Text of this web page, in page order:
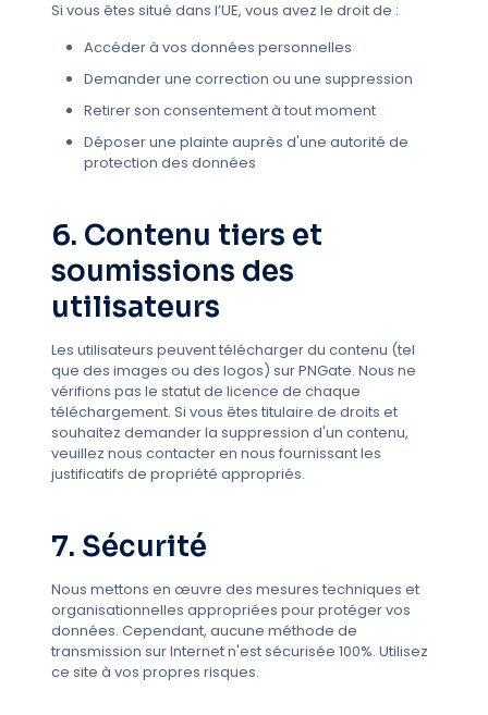
Si vous êtes situé dans l’UE, vous avez le droit de :
Accéder à vos données personnelles
Demander une correction ou une suppression
Retirer son consentement à tout moment
Déposer une plainte auprès d'une autorité de
protection des données
6. Contenu tiers et
soumissions des
utilisateurs
Les utilisateurs peuvent télécharger du contenu (tel
que des images ou des logos) sur PNGate. Nous ne
vérifions pas le statut de licence de chaque
téléchargement. Si vous êtes titulaire de droits et
souhaitez demander la suppression d'un contenu,
veuillez nous contacter en nous fournissant les
justificatifs de propriété appropriés.
7. Sécurité
Nous mettons en œuvre des mesures techniques et
organisationnelles appropriées pour protéger vos
données. Cependant, aucune méthode de
transmission sur Internet n'est sécurisée 100%. Utilisez
ce site à vos propres risques.